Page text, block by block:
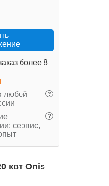
более 8
?
любой
?
сервис,
квт Onis